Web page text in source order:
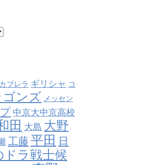
カブレラ ギリシャ コ
ゴンズ メッセン
中京大中京高校
田 大島 大野
工藤 平田
日
ドラ戦士候